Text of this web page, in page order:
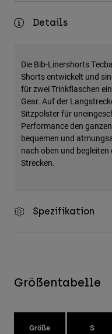
Hüte & Mützen
Alle anzeigen
Details
Die Bib-Linershorts
Shorts entwickelt und
für zwei Trinkflaschen
Gear. Auf der
Sitzpolster für
Performance den
bequemen und
nach oben und
Strecken.
Spezifikation
Größentabelle
Größe S